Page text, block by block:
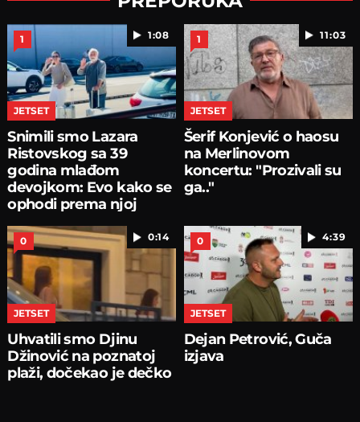
1:08
1
JETSET
Snimili smo Lazara
Ristovskog sa 39
godina mlađom
devojkom: Evo kako se
ophodi prema njoj
11:03
1
JETSET
Šerif Konjević o haosu
na Merlinovom
koncertu: "Prozivali su
ga.."
0:14
0
JETSET
Uhvatili smo Djinu
Džinović na poznatoj
plaži, dočekao je dečko
4:39
0
JETSET
Dejan Petrović, Guča
izjava